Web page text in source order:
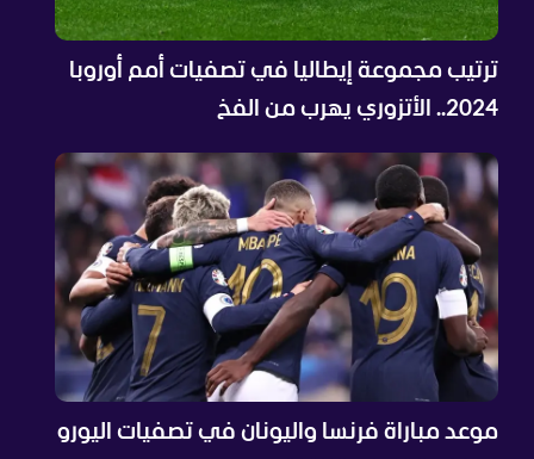
ترتيب مجموعة إيطاليا في تصفيات أمم أوروبا
2024.. الأتزوري يهرب من الفخ
موعد مباراة فرنسا واليونان في تصفيات اليورو